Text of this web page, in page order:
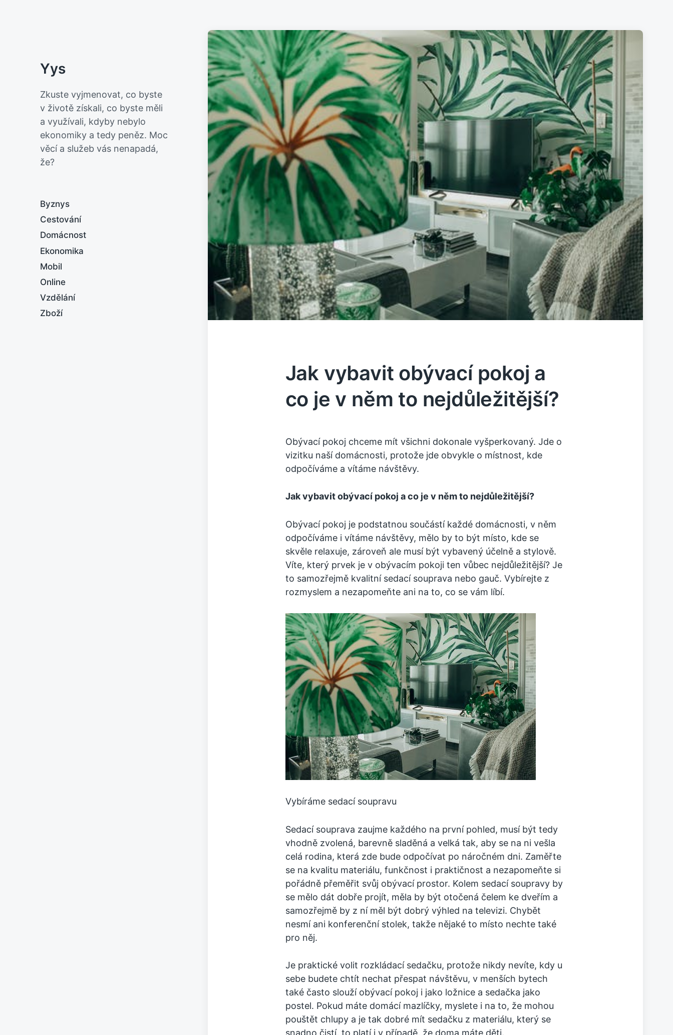
Yys
Zkuste vyjmenovat, co byste
v životě získali, co byste měli
a využívali, kdyby nebylo
ekonomiky a tedy peněz. Moc
věcí a služeb vás nenapadá,
že?
Byznys
Cestování
Domácnost
Ekonomika
Mobil
Online
Vzdělání
Zboží
Jak vybavit obývací pokoj a
co je v něm to nejdůležitější?
Obývací pokoj chceme mít všichni dokonale vyšperkovaný. Jde o
vizitku naší domácnosti, protože jde obvykle o místnost, kde
odpočíváme a vítáme návštěvy.
Jak vybavit obývací pokoj a co je v něm to nejdůležitější?
Obývací pokoj je podstatnou součástí každé domácnosti, v něm
odpočíváme i vítáme návštěvy, mělo by to být místo, kde se
skvěle relaxuje, zároveň ale musí být vybavený účelně a stylově.
Víte, který prvek je v obývacím pokoji ten vůbec nejdůležitější? Je
to samozřejmě kvalitní sedací souprava nebo gauč. Vybírejte z
rozmyslem a nezapomeňte ani na to, co se vám líbí.
Vybíráme sedací soupravu
Sedací souprava zaujme každého na první pohled, musí být tedy
vhodně zvolená, barevně sladěná a velká tak, aby se na ni vešla
celá rodina, která zde bude odpočívat po náročném dni. Zaměřte
se na kvalitu materiálu, funkčnost i praktičnost a nezapomeňte si
pořádně přeměřit svůj obývací prostor. Kolem sedací soupravy by
se mělo dát dobře projít, měla by být otočená čelem ke dveřím a
samozřejmě by z ní měl být dobrý výhled na televizi. Chybět
nesmí ani konferenční stolek, takže nějaké to místo nechte také
pro něj.
Je praktické volit rozkládací sedačku, protože nikdy nevíte, kdy u
sebe budete chtít nechat přespat návštěvu, v menších bytech
také často slouží obývací pokoj i jako ložnice a sedačka jako
postel. Pokud máte domácí mazlíčky, myslete i na to, že mohou
pouštět chlupy a je tak dobré mít sedačku z materiálu, který se